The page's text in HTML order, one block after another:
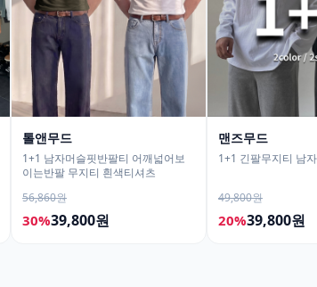
톨앤무드
1+1 남자머슬핏반팔티 어깨넓어보
이는반팔 무지티 흰색티셔츠
56,860원
30%39,800원
맨즈무드
1+1 긴팔무지티 남
49,800원
20%39,800원